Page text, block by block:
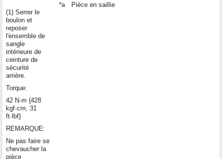
(1) Serrer le
boulon et
reposer
l'ensemble de
sangle
intérieure de
ceinture de
sécurité
arrière.
Torque:
42 N·m {428
kgf·cm, 31
ft·lbf}
REMARQUE:
Ne pas faire se
chevaucher la
pièce
*a Pièce en saillie